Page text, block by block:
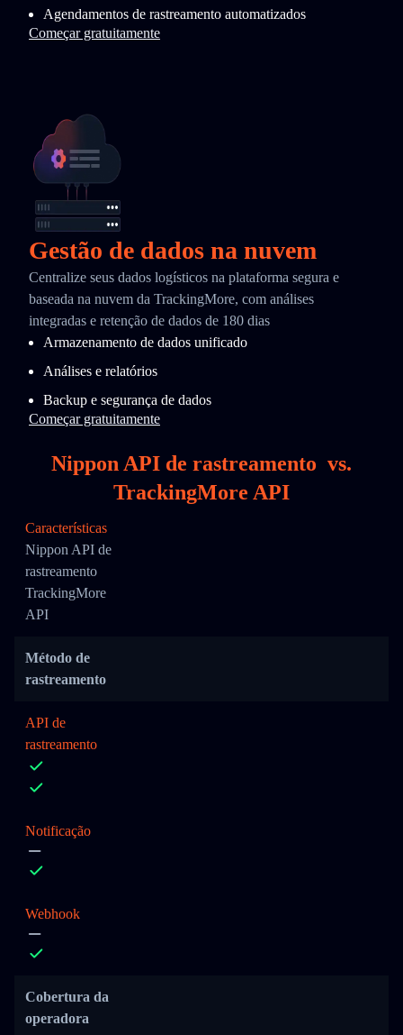
Agendamentos de rastreamento automatizados
Começar gratuitamente
Gestão de dados na nuvem
Centralize seus dados logísticos na plataforma segura e
baseada na nuvem da TrackingMore, com análises
integradas e retenção de dados de 180 dias
Armazenamento de dados unificado
Análises e relatórios
Backup e segurança de dados
Começar gratuitamente
Nippon API de rastreamento vs.
TrackingMore API
Características
Nippon API de
rastreamento
TrackingMore
API
Método de
rastreamento
API de
rastreamento
Notificação
Webhook
Cobertura da
operadora